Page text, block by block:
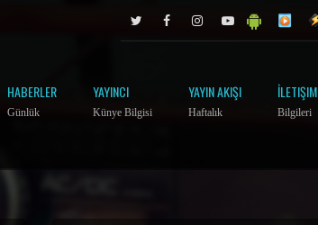
HABERLER
Günlük
YAYINCI
Künye Bilgisi
YAYIN AKIŞI
Haftalık
İLETIŞIM
Bilgileri